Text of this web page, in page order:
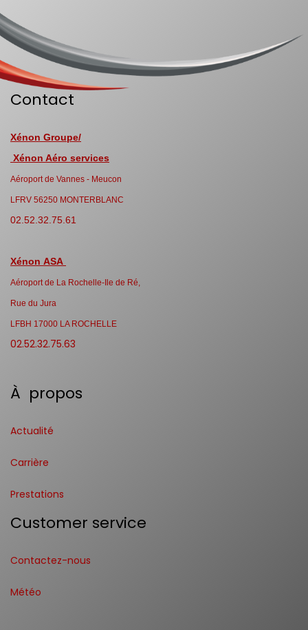
Contact
Xénon Groupe/
Xénon Aéro services
Aéroport de Vannes - Meucon
LFRV 56250 MONTERBLANC
02.52.32.75.61
Xénon ASA
Aéroport de La Rochelle-Ile de Ré,
Rue du Jura
LFBH 17000 LA ROCHELLE
02.52.32.75.63
À propos
Actualité
Carrière
Prestations
Customer service
Contactez-nous
Météo